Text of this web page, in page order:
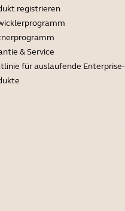
registrieren
& Service
für auslaufende Enterprise-